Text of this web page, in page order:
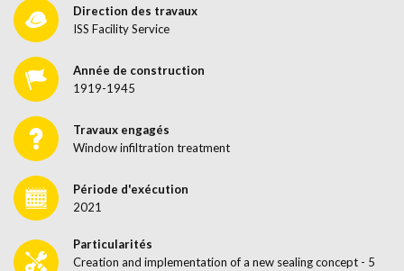
Direction des travaux
ISS Facility Service
Année de construction
1919-1945
Travaux engagés
Window infiltration treatment
Période d'exécution
2021
Particularités
Creation and implementation of a new sealing concept - 5